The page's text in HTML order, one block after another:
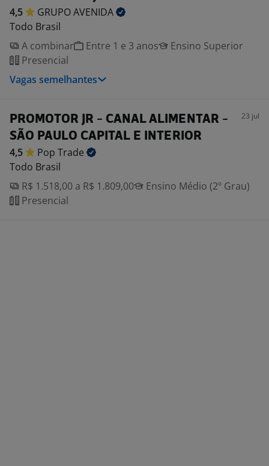
4,5 GRUPOAVENIDA
Todo Brasil
A combinar
Entre 1 e 3 anos
Ensino Superior
Presencial
Vagas semelhantes
PROMOTOR JR - CANAL ALIMENTAR -
SÃO PAULO CAPITAL E INTERIOR
23 jul
4,5 Pop Trade
Todo Brasil
R$ 1.518,00 a R$ 1.809,00
Ensino Médio (2º Grau)
Presencial